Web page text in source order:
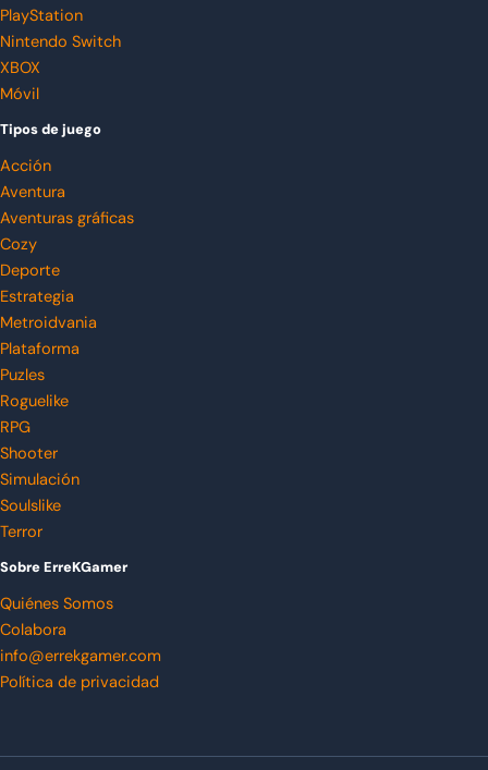
PlayStation
Nintendo Switch
XBOX
Móvil
Tipos de juego
Acción
Aventura
Aventuras gráficas
Cozy
Deporte
Estrategia
Metroidvania
Plataforma
Puzles
Roguelike
RPG
Shooter
Simulación
Soulslike
Terror
Sobre ErreKGamer
Quiénes Somos
Colabora
info@errekgamer.com
Política de privacidad